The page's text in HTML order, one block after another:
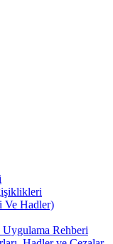
Ve Hadler)
Uygulama Rehberi